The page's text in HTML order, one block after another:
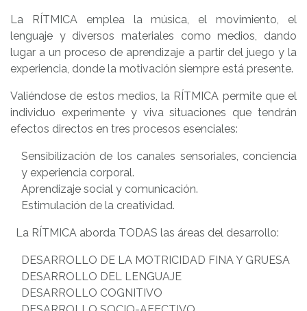
La RÍTMICA emplea la música, el movimiento, el
lenguaje y diversos materiales como medios, dando
lugar a un proceso de aprendizaje a partir del juego y la
experiencia, donde la motivación siempre está presente.
Valiéndose de estos medios, la RÍTMICA permite que el
individuo experimente y viva situaciones que tendrán
efectos directos en tres procesos esenciales:
Sensibilización de los canales sensoriales, conciencia
y experiencia corporal.
Aprendizaje social y comunicación.
Estimulación de la creatividad.
La RÍTMICA aborda TODAS las áreas del desarrollo:
DESARROLLO DE LA MOTRICIDAD FINA Y GRUESA
DESARROLLO DEL LENGUAJE
DESARROLLO COGNITIVO